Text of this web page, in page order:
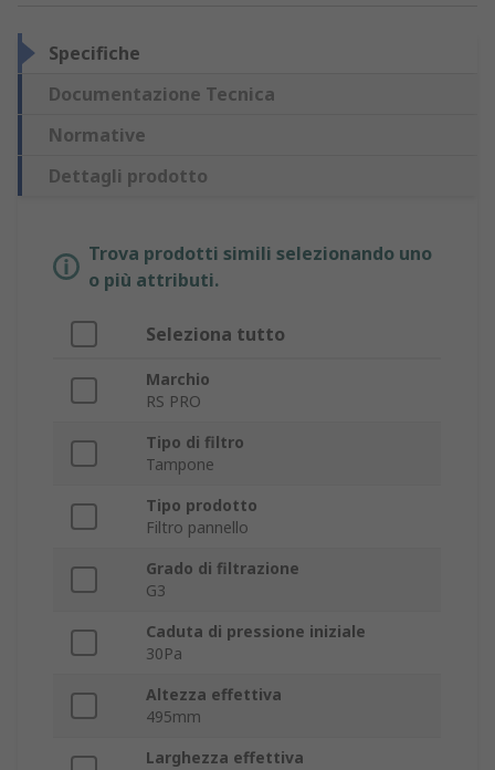
Specifiche
Documentazione Tecnica
Normative
Dettagli prodotto
Trova prodotti simili selezionando uno
o più attributi.
Seleziona tutto
Marchio
RS PRO
Tipo di filtro
Tampone
Tipo prodotto
Filtro pannello
Grado di filtrazione
G3
Caduta di pressione iniziale
30Pa
Altezza effettiva
495mm
Larghezza effettiva